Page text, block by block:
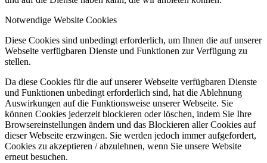
Notwendige Website Cookies
Diese Cookies sind unbedingt erforderlich, um Ihnen die auf unserer
Webseite verfügbaren Dienste und Funktionen zur Verfügung zu
stellen.
Da diese Cookies für die auf unserer Webseite verfügbaren Dienste
und Funktionen unbedingt erforderlich sind, hat die Ablehnung
Auswirkungen auf die Funktionsweise unserer Webseite. Sie
können Cookies jederzeit blockieren oder löschen, indem Sie Ihre
Browsereinstellungen ändern und das Blockieren aller Cookies auf
dieser Webseite erzwingen. Sie werden jedoch immer aufgefordert,
Cookies zu akzeptieren / abzulehnen, wenn Sie unsere Website
erneut besuchen.